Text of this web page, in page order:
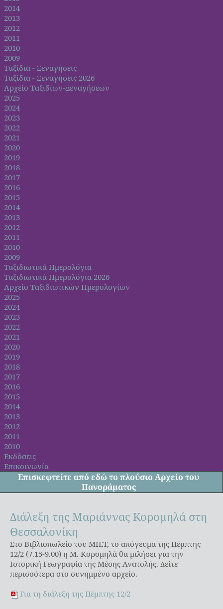
2014
2013
2012
2011
2010
2009
Ταξίδια - Ξεναγήσεις
Ταξίδια - Ξεναγήσεις 2026
Αρχείο Ταξιδίων-Ξεναγήσεων
2025
2024
2023
2022
2021
2020
2019
2018
2017
2016
2015
2014
2013
2012
2011
2010
2009
Ταξιδιωτικά Ημερολόγια
Ταξιδιωτικά Ημερολόγια 2026
Αρχείο Ταξιδιωτικών Ημερολογίων
2025
2024
2023
2022
2021
2020
2019
2018
2017
2016
2015
2014
2013
2012
2011
2010
Εκδόσεις
Επικοινωνία
Επισκεφτείτε από εδώ το πλούσιο Αρχείο του
Πανοράματος
Διάλεξη της Μαριάννας Κορομηλά στη
Θεσσαλονίκη
Στο Βιβλιοπωλείο του ΜΙΕΤ, το απόγευμα της Πέμπτης
12/2 (7.15-9.00) η Μ. Κορομηλά θα μιλήσει για την
Ιστορική Γεωγραφία της Μέσης Ανατολής. Δείτε
περισσότερα στο συνημμένο αρχείο.
Για τη διάλεξη της Πέμπτης 12/2